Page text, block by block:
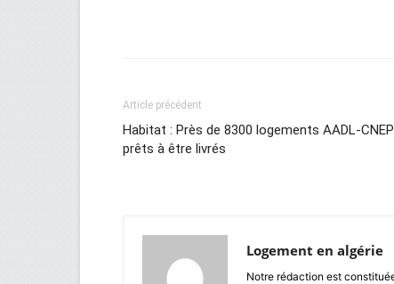
Article précédent
Habitat : Près de 8300 logements AADL-CNEP
prêts à être livrés
Logement en algérie
Notre rédaction est